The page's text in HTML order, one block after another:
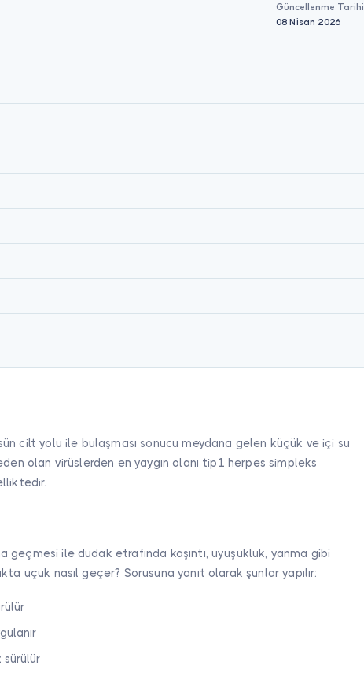
Güncellenme Tarihi
08 Nisan 2026
cilt yolu ile bulaşması sonucu meydana gelen küçük ve içi su
olan virüslerden en yaygın olanı tip1 herpes simpleks
geçmesi ile dudak etrafında kaşıntı, uyuşukluk, yanma gibi
uçuk nasıl geçer? Sorusuna yanıt olarak şunlar yapılır:
sürülür